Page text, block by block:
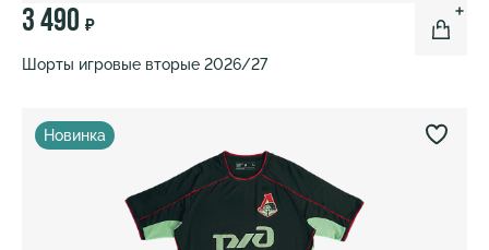
3 490 ₽
Шорты игровые вторые 2026/27
Новинка